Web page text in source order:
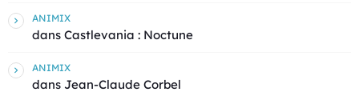
ANIMIX
dans Castlevania : Noctune
ANIMIX
dans Jean-Claude Corbel